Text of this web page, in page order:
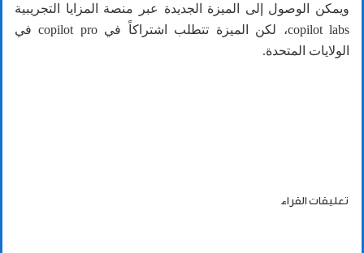
ويمكن الوصول إلى الميزة الجديدة عبر منصة المزايا التجريبية
copilot labs، لكن الميزة تتطلب اشتراكاً في copilot pro في
الولايات المتحدة.
تعليقات القراء